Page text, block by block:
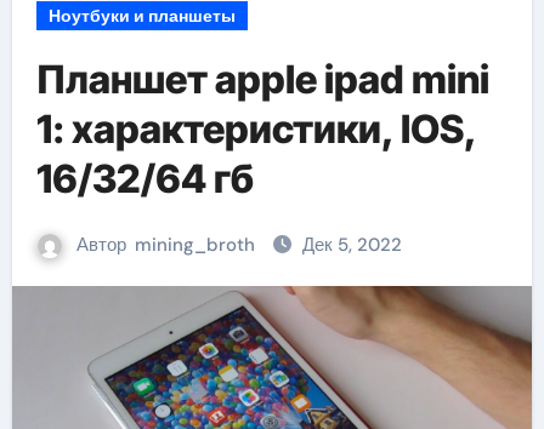
Ноутбуки и планшеты
Планшет apple ipad mini
1: характеристики, IOS,
16/32/64 гб
Автор mining_broth Дек 5, 2022